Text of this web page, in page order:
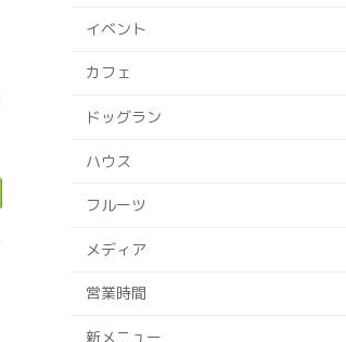
イベント
カフェ
ドッグラン
ハウス
フルーツ
メディア
営業時間
新メニュー